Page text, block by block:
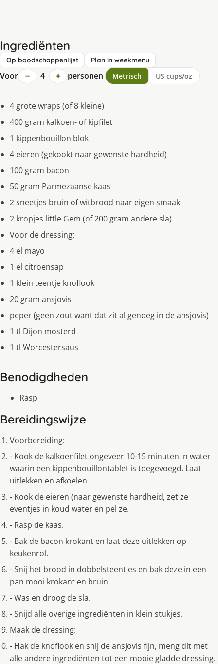
Ingrediënten
Op boodschappenlijst Plan in weekmenu
Voor − 4 + personen Metrisch US cups/oz
4 grote wraps (of 8 kleine)
400 gram kalkoen- of kipfilet
1 kippenbouillon blok
4 eieren (gekookt naar gewenste hardheid)
100 gram bacon
50 gram Parmezaanse kaas
2 sneetjes bruin of witbrood naar eigen smaak
2 kropjes little Gem (of 200 gram andere sla)
Voor de dressing:
4 el mayo
1 el citroensap
1 klein teentje knoflook
20 gram ansjovis
peper (geen zout want dat zit al genoeg in de ansjovis)
1 tl Dijon mosterd
1 tl Worcestersaus
Benodigdheden
Rasp
Bereidingswijze
Voorbereiding:
- Kook de kalkoenfilet ongeveer 10-15 minuten in water
waarin een kippenbouillontablet is toegevoegd. Laat
uitlekken en afkoelen.
- Kook de eieren (naar gewenste hardheid, zet ze
eventjes in koud water en pel ze.
- Rasp de kaas.
- Bak de bacon krokant en laat deze uitlekken op
keukenrol.
- Snij het brood in dobbelsteentjes en bak deze in een
pan mooi krokant en bruin.
- Was en droog de sla.
- Snijd alle overige ingrediënten in klein stukjes.
Maak de dressing:
- Hak de knoflook en snij de ansjovis fijn, meng dit met
alle andere ingrediënten tot een mooie gladde dressing.